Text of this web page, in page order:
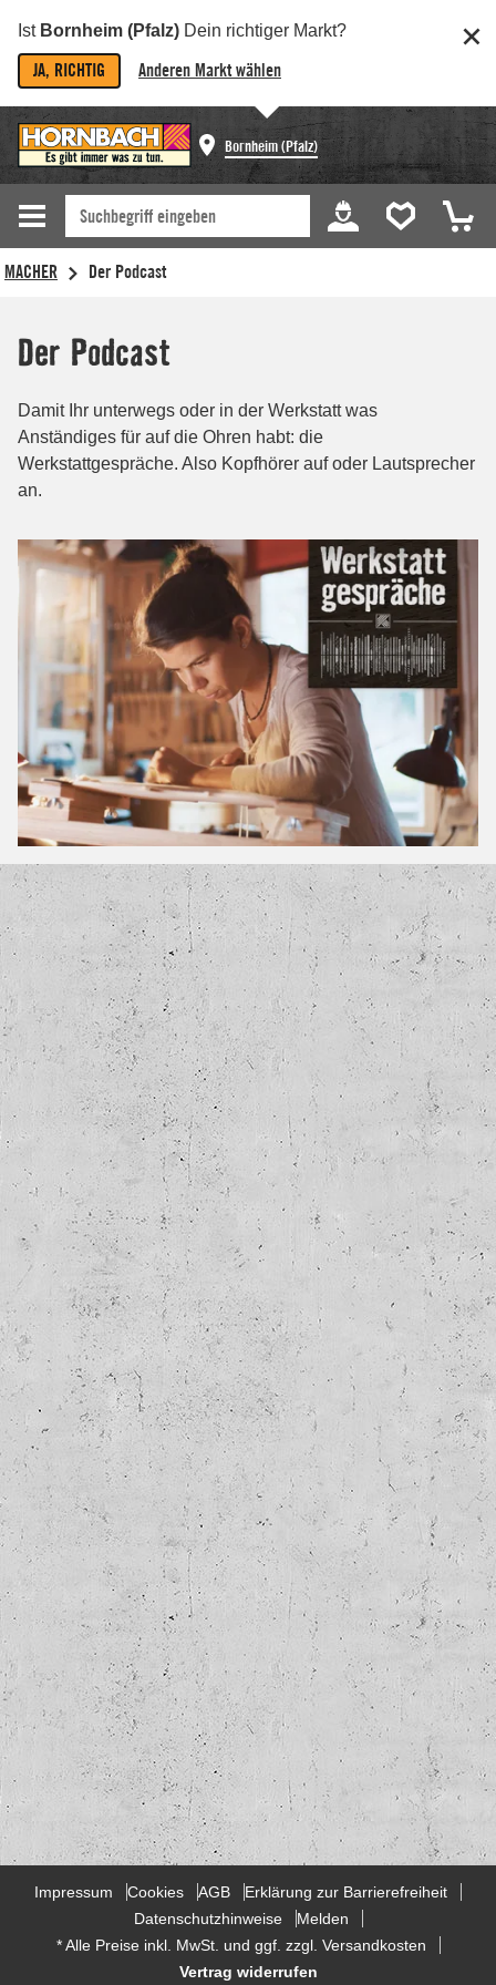
Ist Bornheim (Pfalz) Dein richtiger Markt?
JA, RICHTIG Anderen Markt wählen
Bornheim (Pfalz)
Impressum Cookies AGB
Erklärung zur Barrierefreiheit
Datenschutzhinweise
Melden
* Alle Preise inkl. MwSt. und ggf. zzgl. Versandkosten
Vertrag widerrufen